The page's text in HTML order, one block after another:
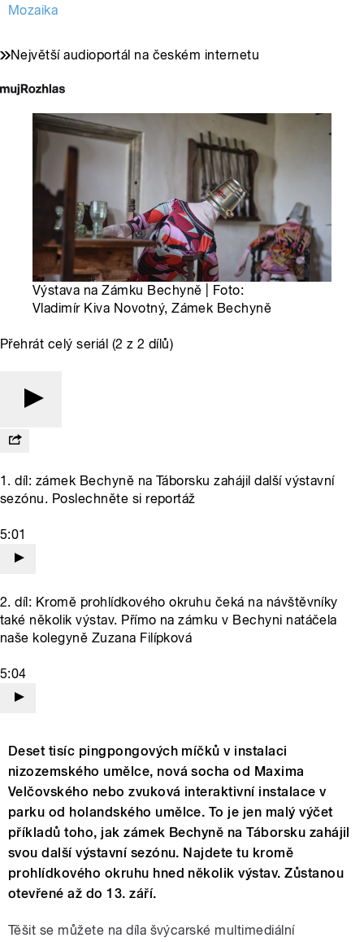
Mozaika
Největší audioportál na českém internetu
Výstava na Zámku Bechyně | Foto:
Vladimír Kiva Novotný, Zámek Bechyně
Přehrát celý seriál (2 z 2 dílů)
1. díl: zámek Bechyně na Táborsku zahájil další výstavní
sezónu. Poslechněte si reportáž
5:01
2. díl: Kromě prohlídkového okruhu čeká na návštěvníky
také několik výstav. Přímo na zámku v Bechyni natáčela
naše kolegyně Zuzana Filípková
5:04
Deset tisíc pingpongových míčků v instalaci
nizozemského umělce, nová socha od Maxima
Velčovského nebo zvuková interaktivní instalace v
parku od holandského umělce. To je jen malý výčet
příkladů toho, jak zámek Bechyně na Táborsku zahájil
svou další výstavní sezónu. Najdete tu kromě
prohlídkového okruhu hned několik výstav. Zůstanou
otevřené až do 13. září.
Těšit se můžete na díla švýcarské multimediální